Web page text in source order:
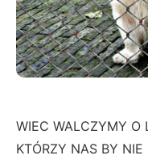
WIEC WALCZYMY O
KTÓRZY NAS BY